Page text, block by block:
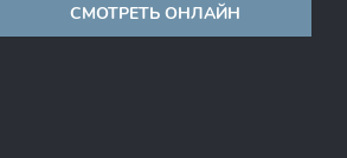
СМОТРЕТЬ ОНЛАЙН